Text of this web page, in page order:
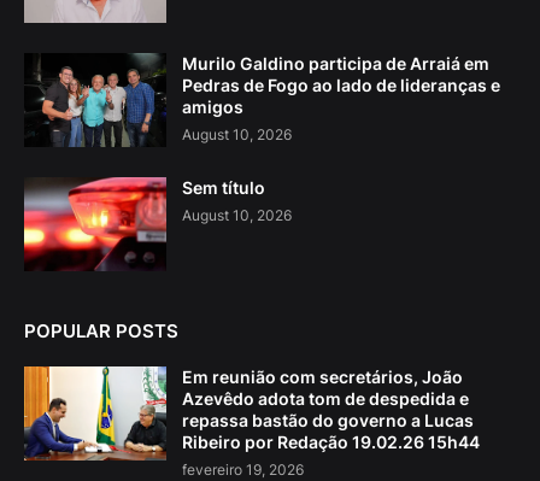
Murilo Galdino participa de Arraiá em
Pedras de Fogo ao lado de lideranças e
amigos
August 10, 2026
Sem título
August 10, 2026
POPULAR POSTS
Em reunião com secretários, João
Azevêdo adota tom de despedida e
repassa bastão do governo a Lucas
Ribeiro por Redação 19.02.26 15h44
fevereiro 19, 2026